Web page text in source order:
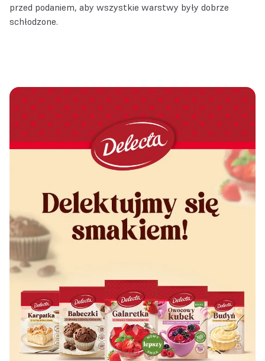
przed podaniem, aby wszystkie warstwy były dobrze
schłodzone.